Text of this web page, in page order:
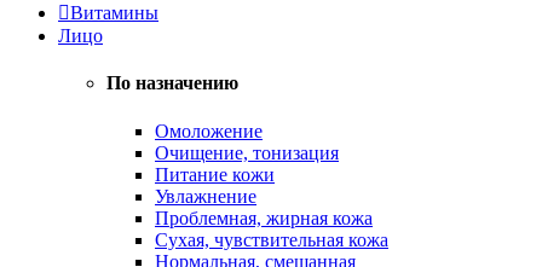
Витамины
Лицо
По назначению
Омоложение
Очищение, тонизация
Питание кожи
Увлажнение
Проблемная, жирная кожа
Сухая, чувствительная кожа
Нормальная, смешанная